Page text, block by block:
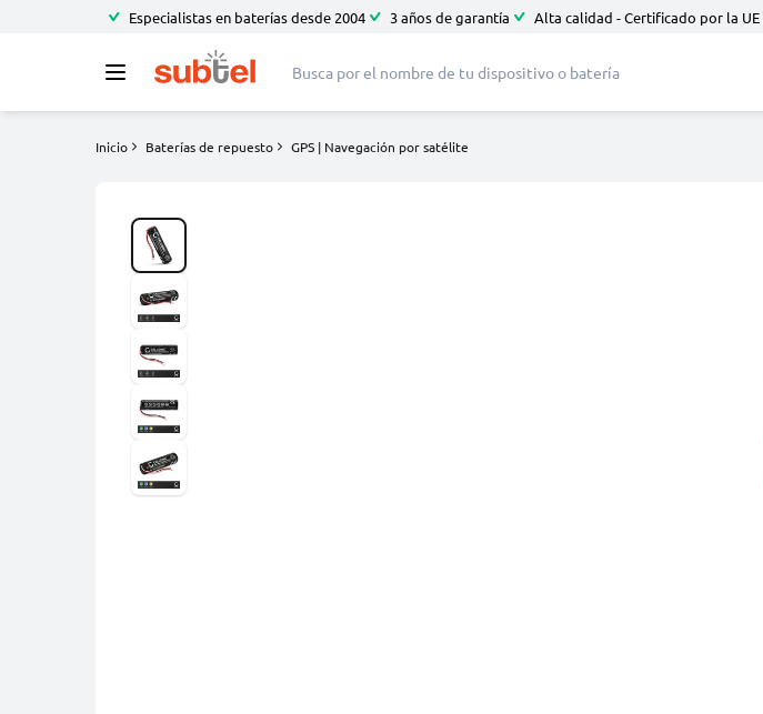
Especialistas en baterías desde 2004 3 años de garantía Alta calidad - Certificado por la UE
Inicio Baterías de repuesto GPS | Navegación por satélite